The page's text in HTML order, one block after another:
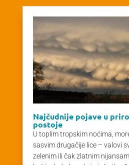
Najčudnije pojave u
postoje
U toplim tropskim noćima,
sasvim drugačije lice – valovi
zelenim ili čak zlatnim